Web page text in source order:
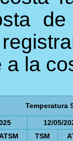
de
a la
Temperatura
12/05/
TSM